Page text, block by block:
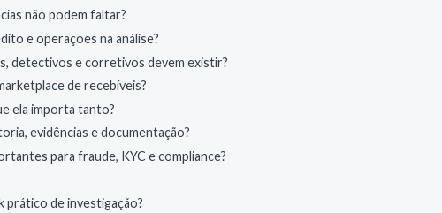
não podem faltar?
e operações na análise?
detectivos e corretivos devem existir?
de recebíveis?
ela importa tanto?
evidências e documentação?
para fraude, KYC e compliance?
prático de investigação?